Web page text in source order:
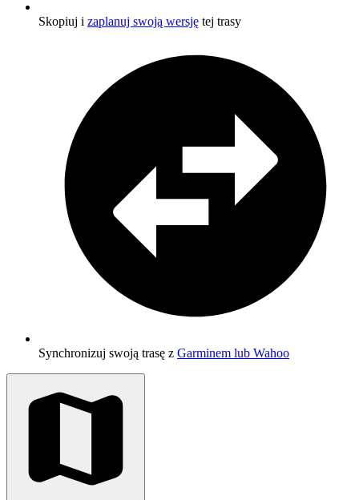
Skopiuj i zaplanuj swoją wersję tej trasy
Synchronizuj swoją trasę z Garminem lub Wahoo